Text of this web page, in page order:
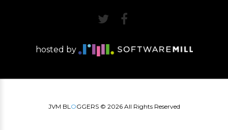
hosted by
JVM BLOGGERS © 2026All Rights Reserved